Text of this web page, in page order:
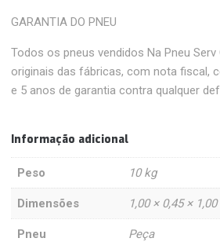
GARANTIA DO PNEU
Todos os pneus vendidos Na Pneu
originais das fábricas, com nota fiscal,
e 5 anos de garantia contra qualquer
Informação adicional
Peso 10 kg
Dimensões 1,00 × 0,45 ×
Pneu Peça